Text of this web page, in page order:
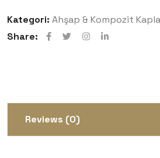
Kategori: Ahşap & Kompozit
Share:
Reviews (0)